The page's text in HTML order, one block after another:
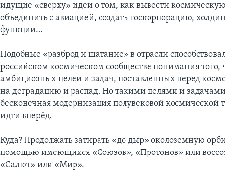
идущие «сверху» идеи о том, как вывести космическую
объединить с авиацией, создать госкорпорацию,
функции…
Подобные «разброд и шатание» в отрасли
российском космическом сообществе понимания того,
амбициозных целей и задач, поставленных перед
на деградацию и распад. Но такими целями и
бесконечная модернизация полувековой
идти вперёд.
Куда? Продолжать затирать «до дыр» околоземную
помощью имеющихся «Союзов», «Протонов» или
«Салют» или «Мир».